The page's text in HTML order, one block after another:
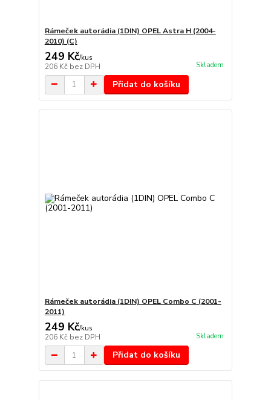
Rámeček autorádia (1DIN) OPEL Astra H (2004-
2010) (C)
249 Kč/kus
206 Kč bez DPH Skladem
Přidat do košíku
Rámeček autorádia (1DIN) OPEL Combo C (2001-
2011)
249 Kč/kus
206 Kč bez DPH Skladem
Přidat do košíku